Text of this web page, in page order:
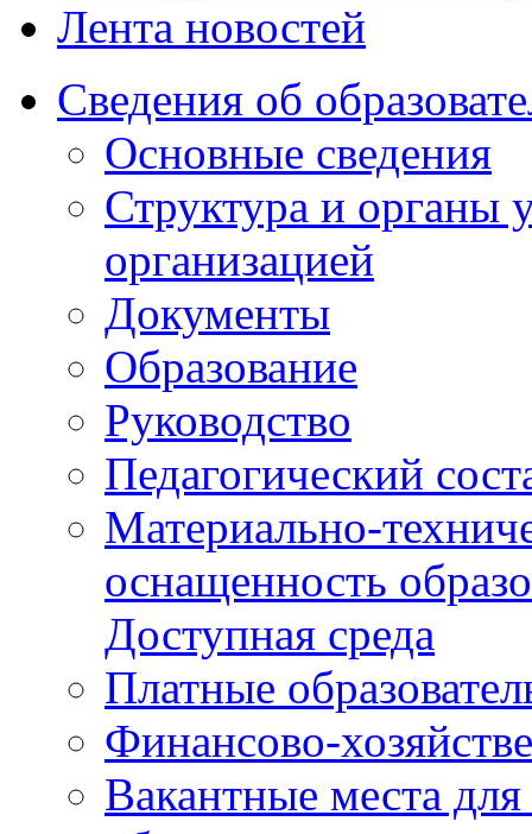
Лента новостей
Сведения об
Основные сведения
Структура и органы
организацией
Документы
Образование
Руководство
Педагогический
Материально-
оснащенность
Доступная среда
Платные
Финансово-
Вакантные места